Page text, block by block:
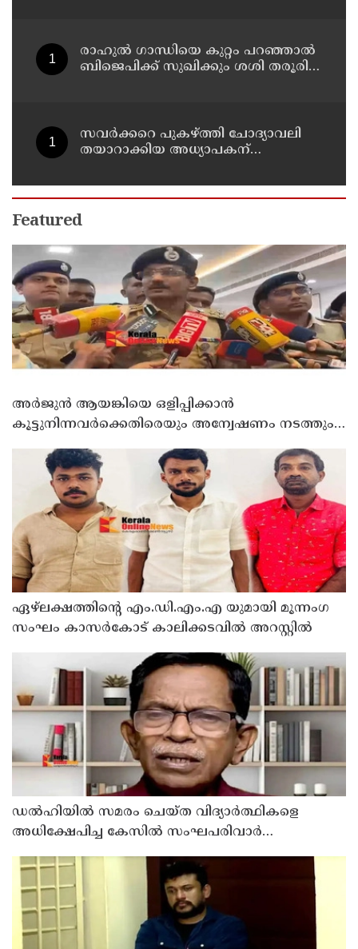
രാഹുല്‍ ഗാന്ധിയെ കുറ്റം പറഞ്ഞാല്‍
ബിജെപിക്ക് സുഖിക്കും ശശി തരൂരിന്
സവര്‍ക്കറെ പുകഴ്ത്തി ചോദ്യാവലി
തയാറാക്കിയ അധ്യാപകന്
Featured
അർജുൻ ആയങ്കിയെ ഒളിപ്പിക്കാൻ
കൂട്ടുനിന്നവർക്കെതിരെയും അന്വേഷണം നടത്തും:
ഏഴ്ലക്ഷത്തിൻ്റെ എം.ഡി.എം.എ യുമായി മൂന്നംഗ
സംഘം കാസർകോട് കാലിക്കടവിൽ അറസ്റ്റിൽ
ഡൽഹിയിൽ സമരം ചെയ്ത വിദ്യാർത്ഥികളെ
അധിക്ഷേപിച്ച കേസില്‍ സംഘപരിവാർ